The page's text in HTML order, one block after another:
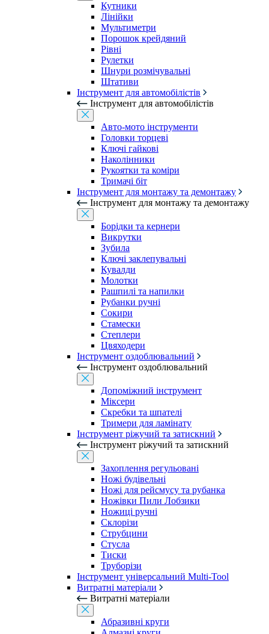
Кутники
Лінійки
Мультиметри
Порошок крейдяний
Рівні
Рулетки
Шнури розмічувальні
Штативи
Інструмент для автомобілістів
Інструмент для автомобілістів
Авто-мото інструменти
Головки торцеві
Ключі гайкові
Наколінники
Рукоятки та коміри
Тримачі біт
Інструмент для монтажу та демонтажу
Інструмент для монтажу та демонтажу
Борідки та кернери
Викрутки
Зубила
Ключі заклепувальні
Кувалди
Молотки
Рашпилі та напилки
Рубанки ручні
Сокири
Стамески
Степлери
Цвяходери
Інструмент оздоблювальний
Інструмент оздоблювальний
Допоміжний інструмент
Міксери
Скребки та шпателі
Тримери для ламінату
Інструмент ріжучий та затискний
Інструмент ріжучий та затискний
Захоплення регульовані
Ножі будівельні
Ножі для рейсмусу та рубанка
Ножівки Пили Лобзики
Ножиці ручні
Склорізи
Струбцини
Стусла
Тиски
Труборізи
Інструмент універсальний Multi-Tool
Витратні матеріали
Витратні матеріали
Абразивні круги